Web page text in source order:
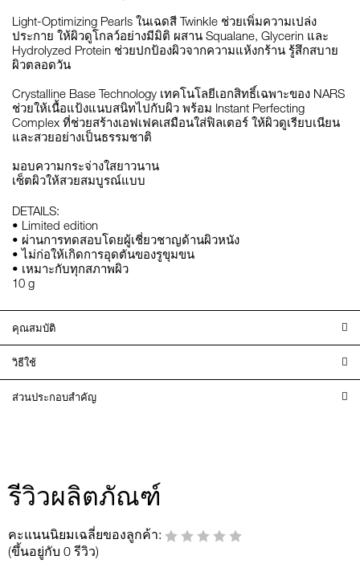
Light-Optimizing Pearls ในเฉดสี Twinkle ช่วยเพิ่มความเปล่ง
ประกาย ให้ผิวดูโกลว์อย่างมีมิติ ผสาน Squalane, Glycerin และ
Hydrolyzed Protein ช่วยปกป้องผิวจากความแห้งกร้าน รู้สึกสบาย
ผิวตลอดวัน
Crystalline Base Technology เทคโนโลยีเอกสิทธิ์เฉพาะของ NARS
ช่วยให้เนื้อแป้งแนบสนิทไปกับผิว พร้อม Instant Perfecting
Complex ที่ช่วยสร้างเอฟเฟคเสมือนใส่ฟิลเตอร์ ให้ผิวดูเรียบเนียน
และสวยอย่างเป็นธรรมชาติ
มอบความกระจ่างใสยาวนาน
เซ็ตผิวให้สวยสมบูรณ์แบบ
DETAILS:
• Limited edition
• ผ่านการทดสอบโดยผู้เชี่ยวชาญด้านผิวหนัง
• ไม่ก่อให้เกิดการอุดตันของรูขุมขน
• เหมาะกับทุกสภาพผิว
10 g
คุณสมบัติ
วิธีใช้
ส่วนประกอบสำคัญ
รีวิวผลิตภัณฑ์
คะแนนนิยมเฉลี่ยของลูกค้า:
(ขึ้นอยู่กับ 0 รีวิว)